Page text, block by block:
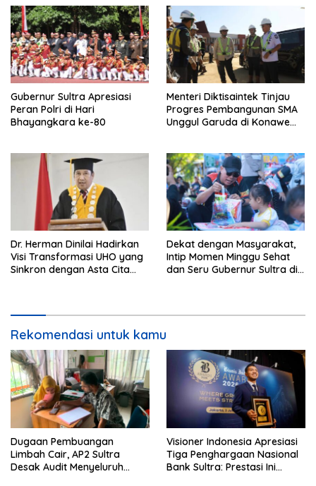
Hukum
Andri Permana
Gubernur Sultra Apresiasi
Peran Polri di Hari
Bhayangkara ke-80
Menteri Diktisaintek Tinjau
Progres Pembangunan SMA
Unggul Garuda di Konawe
Dr. Herman Dinilai Hadirkan
Visi Transformasi UHO yang
Sinkron dengan Asta Cita
Dekat dengan Masyarakat,
Intip Momen Minggu Sehat
dan Seru Gubernur Sultra di
Rekomendasi untuk kamu
Dugaan Pembuangan
Limbah Cair, AP2 Sultra
Desak Audit Menyeluruh
Visioner Indonesia Apresiasi
Tiga Penghargaan Nasional
Bank Sultra: Prestasi Ini